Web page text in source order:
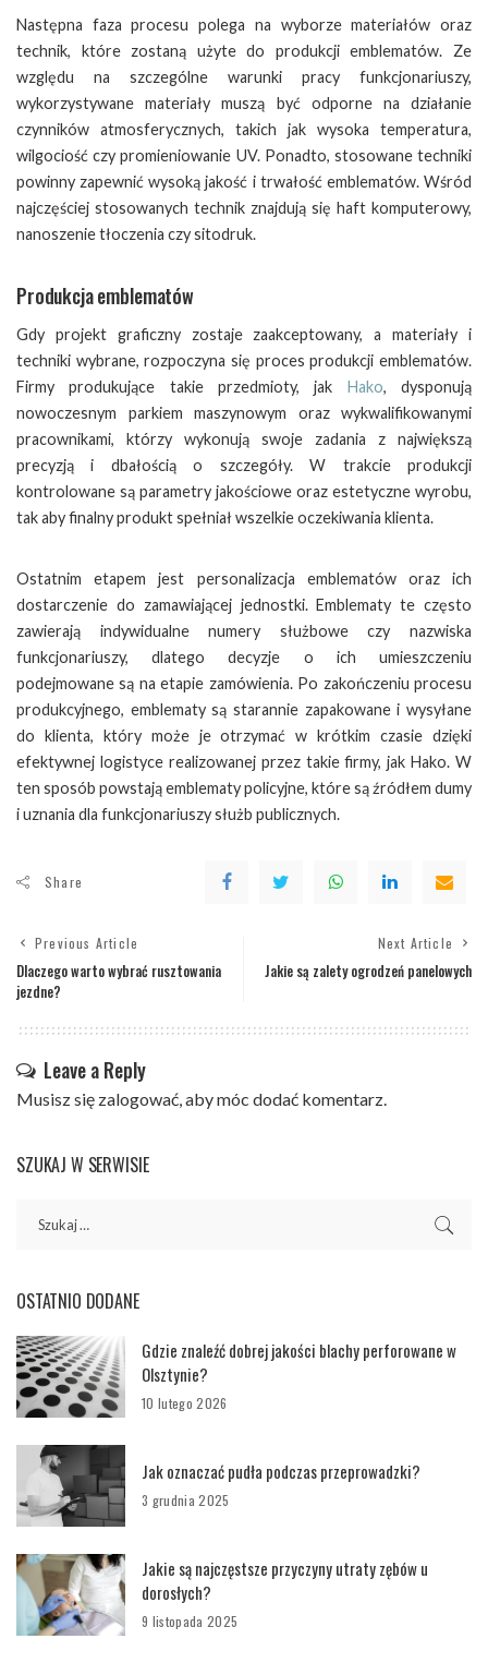
Następna faza procesu polega na wyborze materiałów oraz
technik, które zostaną użyte do produkcji emblematów. Ze
względu na szczególne warunki pracy funkcjonariuszy,
wykorzystywane materiały muszą być odporne na działanie
czynników atmosferycznych, takich jak wysoka temperatura,
wilgociość czy promieniowanie UV. Ponadto, stosowane techniki
powinny zapewnić wysoką jakość i trwałość emblematów. Wśród
najczęściej stosowanych technik znajdują się haft komputerowy,
nanoszenie tłoczenia czy sitodruk.
Produkcja emblematów
Gdy projekt graficzny zostaje zaakceptowany, a materiały i
techniki wybrane, rozpoczyna się proces produkcji emblematów.
Firmy produkujące takie przedmioty, jak Hako, dysponują
nowoczesnym parkiem maszynowym oraz wykwalifikowanymi
pracownikami, którzy wykonują swoje zadania z największą
precyzją i dbałością o szczegóły. W trakcie produkcji
kontrolowane są parametry jakościowe oraz estetyczne wyrobu,
tak aby finalny produkt spełniał wszelkie oczekiwania klienta.
Ostatnim etapem jest personalizacja emblematów oraz ich
dostarczenie do zamawiającej jednostki. Emblematy te często
zawierają indywidualne numery służbowe czy nazwiska
funkcjonariuszy, dlatego decyzje o ich umieszczeniu
podejmowane są na etapie zamówienia. Po zakończeniu procesu
produkcyjnego, emblematy są starannie zapakowane i wysyłane
do klienta, który może je otrzymać w krótkim czasie dzięki
efektywnej logistyce realizowanej przez takie firmy, jak Hako. W
ten sposób powstają emblematy policyjne, które są źródłem dumy
i uznania dla funkcjonariuszy służb publicznych.
Share
Previous Article
Dlaczego warto wybrać rusztowania
jezdne?
Next Article
Jakie są zalety ogrodzeń panelowych
Leave a Reply
Musisz się zalogować, aby móc dodać komentarz.
SZUKAJ W SERWISIE
OSTATNIO DODANE
Gdzie znaleźć dobrej jakości blachy perforowane w
Olsztynie?
10 lutego 2026
Jak oznaczać pudła podczas przeprowadzki?
3 grudnia 2025
Jakie są najczęstsze przyczyny utraty zębów u
dorosłych?
9 listopada 2025